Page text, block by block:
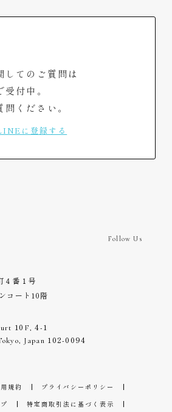
Follow Us
４番１号
コート10階
10 F,4-1
Japan 102-0094
てのご質問は
付中。
ください。
に登録する
規約
プライバシーポリシー
特定商取引法に基づく表示